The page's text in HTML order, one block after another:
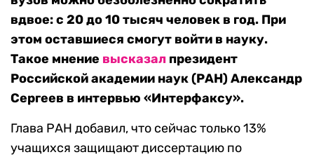
вдвое: с 20 до 10 тысяч человек в год. При
этом оставшиеся смогут войти в науку.
Такое мнение высказал президент
Российской академии наук (РАН) Александр
Сергеев в интервью «Интерфаксу».
Глава РАН добавил, что сейчас только 13%
учащихся защищают диссертацию по